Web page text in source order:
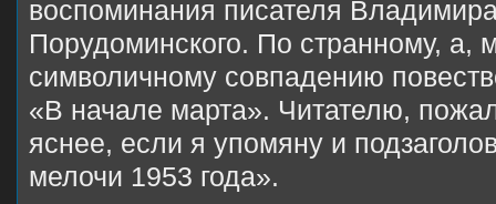
воспоминания писателя
Порудоминского. По странному, а,
символичному совпадению
«В начале марта». Читателю,
яснее, если я упомяну и
мелочи 1953 года».